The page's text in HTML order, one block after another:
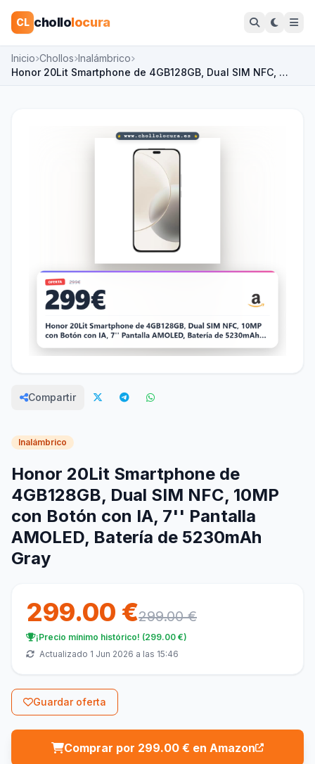
CL chollolocura
Inicio Chollos Inalámbrico
Honor 20Lit Smartphone de 4GB128GB, Dual SIM NFC, …
Compartir
Inalámbrico
Honor 20Lit Smartphone de
4GB128GB, Dual SIM NFC, 10MP
con Botón con IA, 7'' Pantalla
AMOLED, Batería de 5230mAh
Gray
299.00 €299.00 €
¡Precio mínimo histórico! (299.00 €)
Actualizado 1 Jun 2026 a las 15:46
Guardar oferta
Comprar por 299.00 € en Amazon